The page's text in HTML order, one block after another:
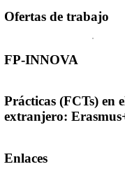
Ofertas de trabajo
FP-INNOVA
Prácticas (FCTs) en
extranjero:
Enlaces